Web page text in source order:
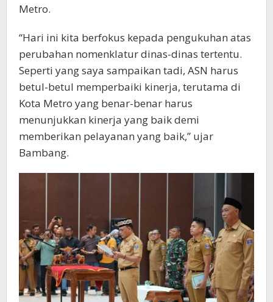
Metro.
“Hari ini kita berfokus kepada pengukuhan atas
perubahan nomenklatur dinas-dinas tertentu.
Seperti yang saya sampaikan tadi, ASN harus
betul-betul memperbaiki kinerja, terutama di
Kota Metro yang benar-benar harus
menunjukkan kinerja yang baik demi
memberikan pelayanan yang baik,” ujar
Bambang.